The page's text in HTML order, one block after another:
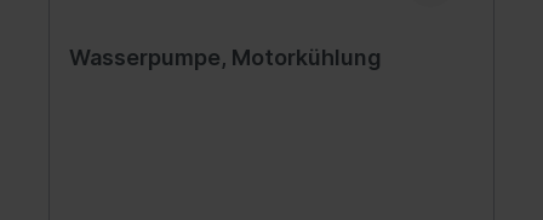
Wasserpumpe, Motorkühlung